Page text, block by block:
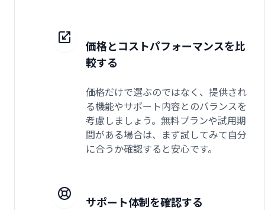
価格とコストパフォーマンスを比
較する
価格だけで選ぶのではなく、提供され
る機能やサポート内容とのバランスを
考慮しましょう。無料プランや試用期
間がある場合は、まず試してみて自分
に合うか確認すると安心です。
サポート体制を確認する